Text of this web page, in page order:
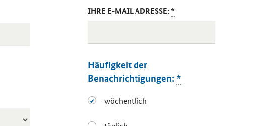
IHRE E-MAIL ADRESSE:*
Häufigkeit der
Benachrichtigungen: *
wöchentlich
wöchentlich